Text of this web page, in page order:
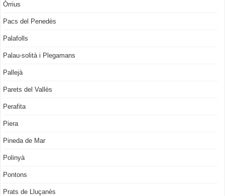
Òrrius
Pacs del Penedès
Palafolls
Palau-solità i Plegamans
Pallejà
Parets del Vallès
Perafita
Piera
Pineda de Mar
Polinyà
Pontons
Prats de Lluçanès